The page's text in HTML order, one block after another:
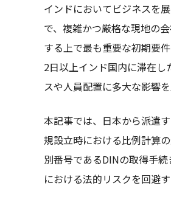
インドにおいてビジネスを
で、複雑かつ厳格な現地の
する上で最も重要な初期要
2日以上インド国内に滞在
スや人員配置に多大な影響を
本記事では、日本から派遣
規設立時における比例計算
別番号であるDINの取得手
における法的リスクを回避